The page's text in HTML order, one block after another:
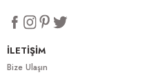
İLETİŞİM
Bize Ulaşın